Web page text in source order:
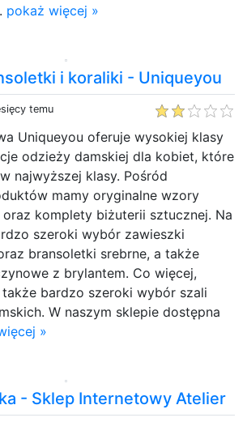
pokaż więcej »
i koraliki - Uniqueyou
temu
Uniqueyou oferuje wysokiej klasy
odzieży damskiej dla kobiet, które
najwyższej klasy. Pośród
mamy oryginalne wzory
komplety biżuterii sztucznej. Na
szeroki wybór zawieszki
bransoletki srebrne, a także
z brylantem. Co więcej,
bardzo szeroki wybór szali
W naszym sklepie dostępna
»
- Sklep Internetowy Atelier